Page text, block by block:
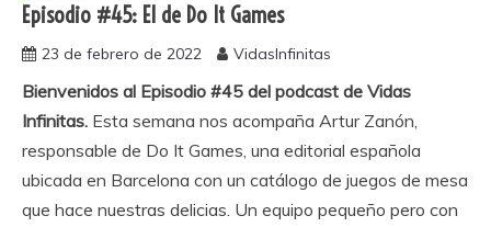
Episodio #45: El de Do It Games
23 de febrero de 2022 VidasInfinitas
Bienvenidos al Episodio #45 del podcast de Vidas
Infinitas. Esta semana nos acompaña Artur Zanón,
responsable de Do It Games, una editorial española
ubicada en Barcelona con un catálogo de juegos de mesa
que hace nuestras delicias. Un equipo pequeño pero con